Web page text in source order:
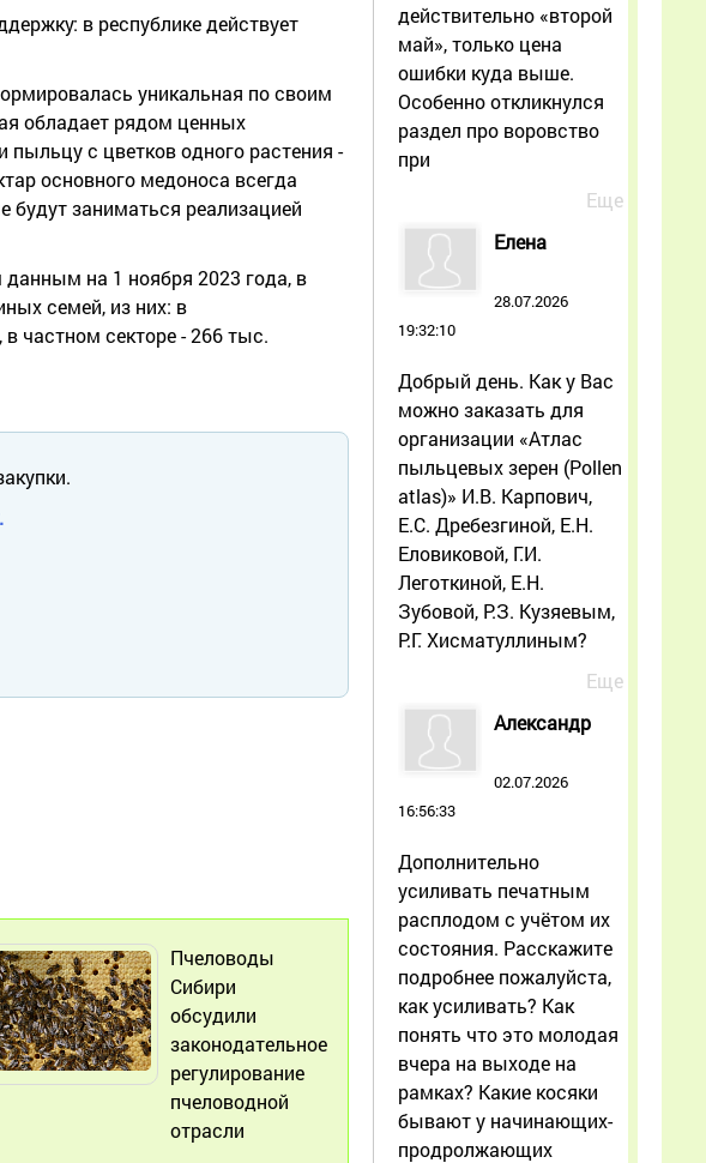
в республике действует
уникальная по своим
обладает рядом ценных
с цветков одного растения -
основного медоноса всегда
заниматься реализацией
на 1 ноября 2023 года, в
семей, из них: в
частном секторе - 266 тыс.
Пчеловоды
Сибири
обсудили
законодательное
регулирование
пчеловодной
отрасли
действительно «второй
май», только цена
ошибки куда выше.
Особенно откликнулся
раздел про воровство
при
Еще
Елена
28.07.2026
19:32:10
Добрый день. Как у Вас
можно заказать для
организации «Атлас
пыльцевых зерен (Pollen
atlas)» И.В. Карпович,
Е.С. Дребезгиной, Е.Н.
Еловиковой, Г.И.
Леготкиной, Е.Н.
Зубовой, Р.З. Кузяевым,
Р.Г. Хисматуллиным?
Еще
Александр
02.07.2026
16:56:33
Дополнительно
усиливать печатным
расплодом с учётом их
состояния. Расскажите
подробнее пожалуйста,
как усиливать? Как
понять что это молодая
вчера на выходе на
рамках? Какие косяки
бывают у начинающих-
продролжающих